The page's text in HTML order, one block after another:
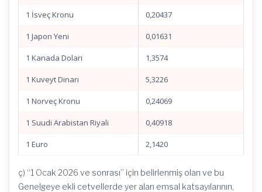
1 İsveç Kronu 0,20437
1 Japon Yeni 0,01631
1 Kanada Doları 1,3574
1 Kuveyt Dinarı 5,3226
1 Norveç Kronu 0,24069
1 Suudi Arabistan Riyali 0,40918
1 Euro 2,1420
ç) “1 Ocak 2026 ve sonrası” için belirlenmiş olan ve bu
Genelgeye ekli cetvellerde yer alan emsal katsayılarının,